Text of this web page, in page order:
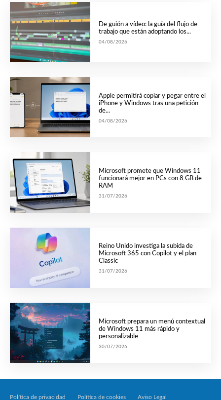
De guión a vídeo: la guía del flujo de
trabajo que están adoptando los...
04/08/2026
Apple permitirá copiar y pegar entre el
iPhone y Windows tras una petición
de...
04/08/2026
Microsoft promete que Windows 11
funcionará mejor en PCs con 8 GB de
RAM
31/07/2026
Reino Unido investiga la subida de
Microsoft 365 con Copilot y el plan
Classic
31/07/2026
Microsoft prepara un menú contextual
de Windows 11 más rápido y
personalizable
30/07/2026
Política de privacidad Política de cookies Aviso Legal